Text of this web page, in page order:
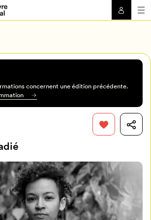
concernent une édition précédente.